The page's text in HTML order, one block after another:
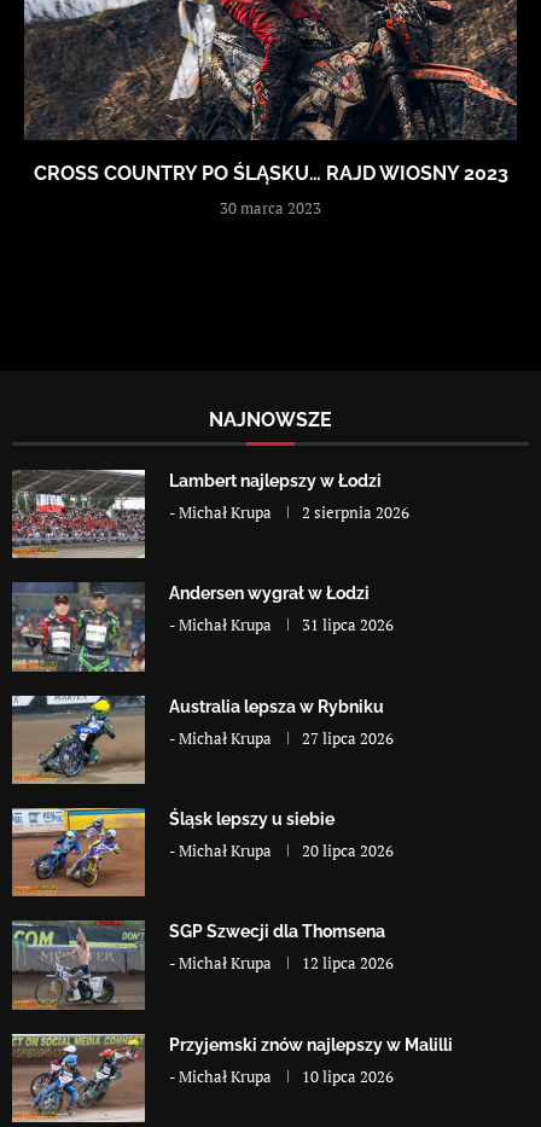
CROSS COUNTRY PO ŚLĄSKU… RAJD WIOSNY 2023
30 marca 2023
NAJNOWSZE
Lambert najlepszy w Łodzi
-Michał Krupa 2 sierpnia 2026
Andersen wygrał w Łodzi
-Michał Krupa 31 lipca 2026
Australia lepsza w Rybniku
-Michał Krupa 27 lipca 2026
Śląsk lepszy u siebie
-Michał Krupa 20 lipca 2026
SGP Szwecji dla Thomsena
-Michał Krupa 12 lipca 2026
Przyjemski znów najlepszy w Malilli
-Michał Krupa 10 lipca 2026